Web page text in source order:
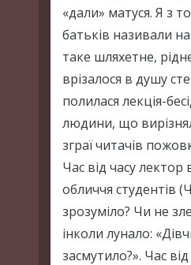
«дали» матуся. Я з
батьків називали
таке шляхетне,
врізалося в душу
полилася лекція-
людини, що
зграї читачів
Час від часу лектор
обличчя студентів
зрозуміло? Чи не
інколи лунало:
засмутило?». Час